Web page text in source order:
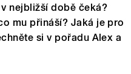
nejbližší době čeká?
mu přináší? Jaká je pro
si v pořadu Alex a